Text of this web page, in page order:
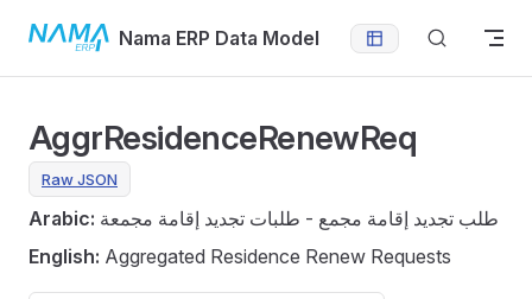
Skip to contentNama ERP Data Model
AggrResidenceRenewReq
Raw JSON
Arabic: طلب تجديد إقامة مجمع - طلبات تجديد إقامة مجمعة
English: Aggregated Residence Renew Requests